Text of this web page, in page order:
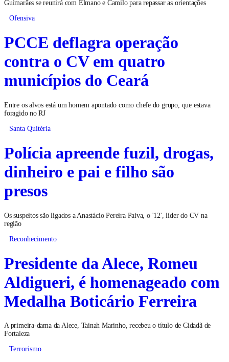
Guimarães se reunirá com Elmano e Camilo para repassar as orientações
Ofensiva
PCCE deflagra operação
contra o CV em quatro
municípios do Ceará
Entre os alvos está um homem apontado como chefe do grupo, que estava
foragido no RJ
Santa Quitéria
Polícia apreende fuzil, drogas,
dinheiro e pai e filho são
presos
Os suspeitos são ligados a Anastácio Pereira Paiva, o '12', líder do CV na
região
Reconhecimento
Presidente da Alece, Romeu
Aldigueri, é homenageado com
Medalha Boticário Ferreira
A primeira-dama da Alece, Tainah Marinho, recebeu o título de Cidadã de
Fortaleza
Terrorismo